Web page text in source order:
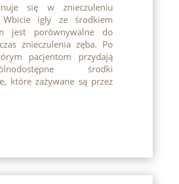
się w znieczuleniu
Wbicie igły ze środkiem
jest porównywalne do
znieczulenia zęba. Po
pacjentom przydają
środki
które zażywane są przez